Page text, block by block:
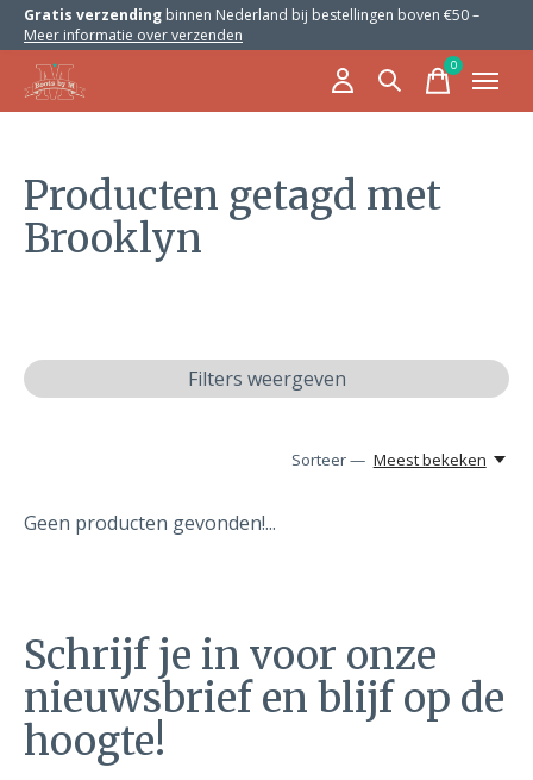
Gratis verzending binnen Nederland bij bestellingen boven €50 –
Meer informatie over verzenden
0items
Producten getagd met
Brooklyn
Filters weergeven
Sorteer — Meest bekeken
Geen producten gevonden!...
Schrijf je in voor onze
nieuwsbrief en blijf op de
hoogte!